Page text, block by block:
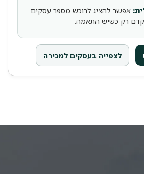
אפשר להציג לרוכש מספר עסקים
רק כשיש התאמה.
לצפייה בעסקים למכירה